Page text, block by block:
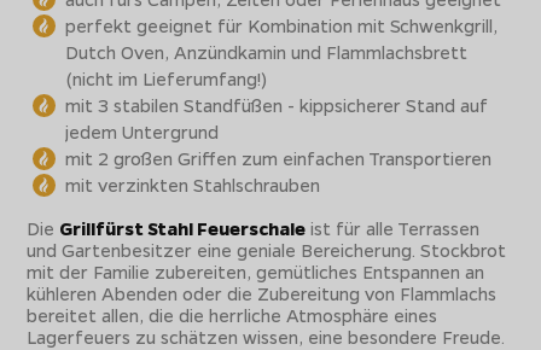
perfekt geeignet für Kombination mit Schwenkgrill,
Dutch Oven, Anzündkamin und Flammlachsbrett
(nicht im Lieferumfang!)
mit 3 stabilen Standfüßen - kippsicherer Stand auf
jedem Untergrund
mit 2 großen Griffen zum einfachen Transportieren
mit verzinkten Stahlschrauben
Die Grillfürst Stahl Feuerschale ist für alle Terrassen
und Gartenbesitzer eine geniale Bereicherung. Stockbrot
mit der Familie zubereiten, gemütliches Entspannen an
kühleren Abenden oder die Zubereitung von Flammlachs
bereitet allen, die die herrliche Atmosphäre eines
Lagerfeuers zu schätzen wissen, eine besondere Freude.